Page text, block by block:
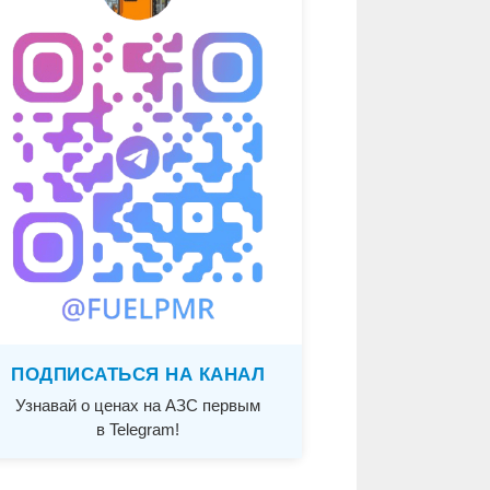
ПОДПИСАТЬСЯ НА КАНАЛ
Узнавай о ценах на АЗС первым
в Telegram!